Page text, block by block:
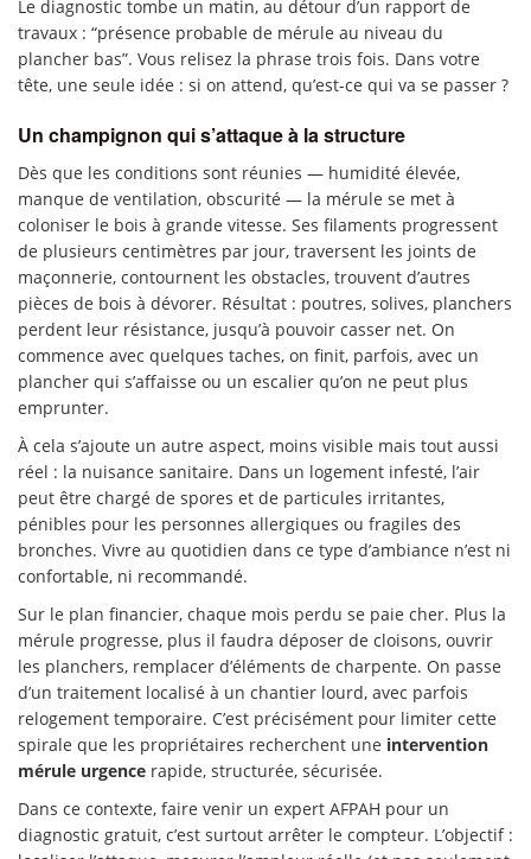
Le diagnostic tombe un matin, au détour d’un rapport de
travaux : “présence probable de mérule au niveau du
plancher bas”. Vous relisez la phrase trois fois. Dans votre
tête, une seule idée : si on attend, qu’est-ce qui va se passer ?
Un champignon qui s’attaque à la structure
Dès que les conditions sont réunies — humidité élevée,
manque de ventilation, obscurité — la mérule se met à
coloniser le bois à grande vitesse. Ses filaments progressent
de plusieurs centimètres par jour, traversent les joints de
maçonnerie, contournent les obstacles, trouvent d’autres
pièces de bois à dévorer. Résultat : poutres, solives, planchers
perdent leur résistance, jusqu’à pouvoir casser net. On
commence avec quelques taches, on finit, parfois, avec un
plancher qui s’affaisse ou un escalier qu’on ne peut plus
emprunter.
À cela s’ajoute un autre aspect, moins visible mais tout aussi
réel : la nuisance sanitaire. Dans un logement infesté, l’air
peut être chargé de spores et de particules irritantes,
pénibles pour les personnes allergiques ou fragiles des
bronches. Vivre au quotidien dans ce type d’ambiance n’est ni
confortable, ni recommandé.
Sur le plan financier, chaque mois perdu se paie cher. Plus la
mérule progresse, plus il faudra déposer de cloisons, ouvrir
les planchers, remplacer d’éléments de charpente. On passe
d’un traitement localisé à un chantier lourd, avec parfois
relogement temporaire. C’est précisément pour limiter cette
spirale que les propriétaires recherchent une intervention
mérule urgence rapide, structurée, sécurisée.
Dans ce contexte, faire venir un expert AFPAH pour un
diagnostic gratuit, c’est surtout arrêter le compteur. L’objectif :